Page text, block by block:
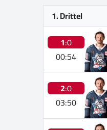
1. Drittel
1:0
00:54
2:0
03:50